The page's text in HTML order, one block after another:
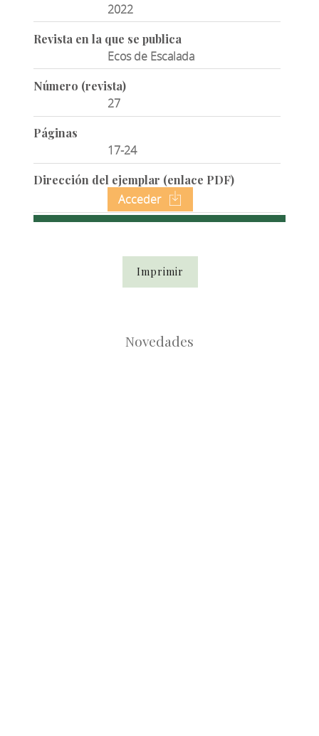
2022
Revista en la que se publica
Ecos de Escalada
Número (revista)
27
Páginas
17-24
Dirección del ejemplar (enlace PDF)
Acceder
Imprimir
Novedades